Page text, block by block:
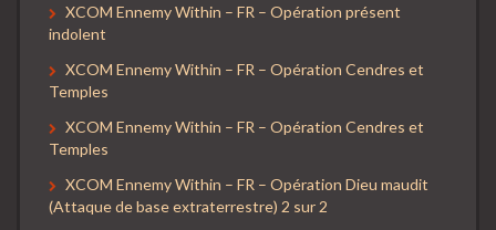
XCOM Ennemy Within – FR – Opération présent
indolent
XCOM Ennemy Within – FR – Opération Cendres et
Temples
XCOM Ennemy Within – FR – Opération Cendres et
Temples
XCOM Ennemy Within – FR – Opération Dieu maudit
(Attaque de base extraterrestre) 2 sur 2